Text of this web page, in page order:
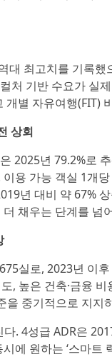
대 최고치를 기록
처 기반 수요가
개별 자유여행(FIT)
상회
2025년 79.2%로
용 가능 객실 1개
년 대비 약 67%
채우는 단계를
실로, 2023년 이
, 높은 건축·금융
을 중기적으로 지지
. 4성급 ADR은
에 원하는 ‘스마